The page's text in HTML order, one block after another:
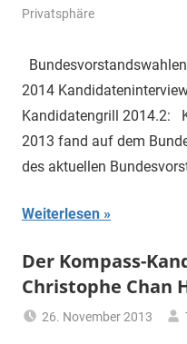
Privatsphäre
2014
Kandidatengrill 2014.2:
2013 fand auf dem
des aktuellen
Weiterlesen
Der Kompass-
Christophe Chan
26. November 2013